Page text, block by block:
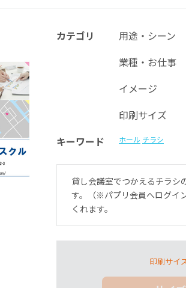
カテゴリ 用途・シーン
業種・お仕事
イメージ
印刷サイズ
キーワード ホール チラシ
貸し会議室でつかえるチラシ
す。（※パプリ会員へログイ
くれます。
印刷サイ